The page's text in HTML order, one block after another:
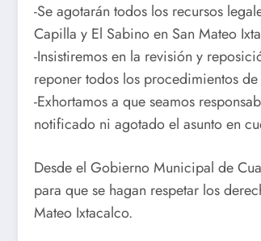
-Se agotarán todos los recursos
Capilla y El Sabino en San Mateo
-Insistiremos en la revisión y
reponer todos los procedimientos
-Exhortamos a que seamos
notificado ni agotado el asunto en
Desde el Gobierno Municipal de
para que se hagan respetar los
Mateo Ixtacalco.